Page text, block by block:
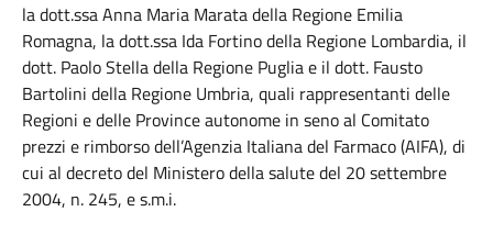
la dott.ssa Anna Maria Marata della Regione Emilia
Romagna, la dott.ssa Ida Fortino della Regione Lombardia, il
dott. Paolo Stella della Regione Puglia e il dott. Fausto
Bartolini della Regione Umbria, quali rappresentanti delle
Regioni e delle Province autonome in seno al Comitato
prezzi e rimborso dell’Agenzia Italiana del Farmaco (AIFA), di
cui al decreto del Ministero della salute del 20 settembre
2004, n. 245, e s.m.i.